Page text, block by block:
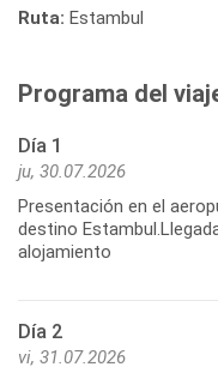
Ruta: Estambul
Programa del
Día 1
ju, 30.07.2026
Presentación en el
destino
alojamiento
Día 2
vi, 31.07.2026